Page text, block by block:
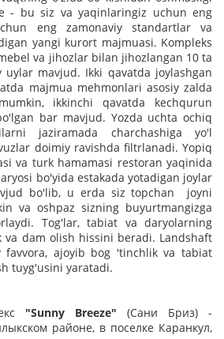
- bu siz va yaqinlaringiz uchun eng
eng zamonaviy standartlar va
yangi kurort majmuasi. Kompleks
va jihozlar bilan jihozlangan 10 ta
uylar mavjud. Ikki qavatda joylashgan
majmua mehmonlari asosiy zalda
ikkinchi qavatda kechqurun
bar mavjud. Yozda uchta ochiq
jaziramada charchashiga yo'l
doimiy ravishda filtrlanadi. Yopiq
va turk hamamasi restoran yaqinida
bo'yida estakada yotadigan joylar
bo'lib, u erda siz topchan joyni
va oshpaz sizning buyurtmangizga
Tog'lar, tabiat va daryolarning
va dam olish hissini beradi. Landshaft
favvora, ajoyib bog 'tinchlik va tabiat
tuyg'usini yaratadi.
"Sunny Breeze" (Сани Бриз) -
районе, в поселке Каранкул,